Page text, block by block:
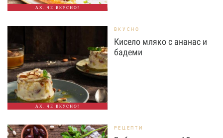
АХ, ЧЕ ВКУСНО!
АХ, ЧЕ ВКУСНО!
ВКУСНО
Кисело мляко с ананас и
бадеми
РЕЦЕПТИ